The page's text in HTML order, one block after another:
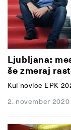
Ljubljana:
še zmeraj
Kul novice EPK
2. november 2020